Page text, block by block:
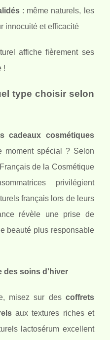
: même naturels, les
innocuité et efficacité
affiche fièrement ses
!
type choisir selon
cadeaux cosmétiques
moment spécial ? Selon
de la Cosmétique
privilégient
français lors de leurs
révèle une prise de
beauté plus responsable
des soins d'hiver
misez sur des coffrets
aux textures riches et
lactosérum excellent